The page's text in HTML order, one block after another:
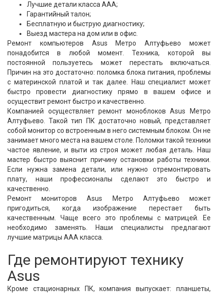
Лучшие детали класса ААА;
Гарантийный талон;
Бесплатную и быструю диагностику;
Выезд мастера на дом или в офис.
Ремонт компьютеров Asus Метро Алтуфьево может
понадобится в любой момент. Техника, которой вы
постоянной пользуетесь может перестать включаться.
Причин на это достаточно: поломка блока питания, проблемы
с материнской платой и так далее. Наш специалист может
быстро провести диагностику прямо в вашем офисе и
осуществит ремонт быстро и качественно.
Компанией осуществляет ремонт моноблоков Asus Метро
Алтуфьево. Такой тип ПК достаточно новый, представляет
собой монитор со встроенным в него системным блоком. Он не
занимает много места на вашем столе. Поломки такой техники
частое явление, и выти из строя может любая деталь. Наш
мастер быстро выяснит причину остановки работы техники.
Если нужна замена детали, или нужно отремонтировать
плату, наши профессионалы сделают это быстро и
качественно.
Ремонт мониторов Asus Метро Алтуфьево может
пригодиться, когда изображение перестает быть
качественным. Чаще всего это проблемы с матрицей. Ее
необходимо заменять. Наши специалисты предлагают
лучшие матрицы ААА класса.
Где ремонтируют технику
Asus
Кроме стационарных ПК, компания выпускает: планшеты,